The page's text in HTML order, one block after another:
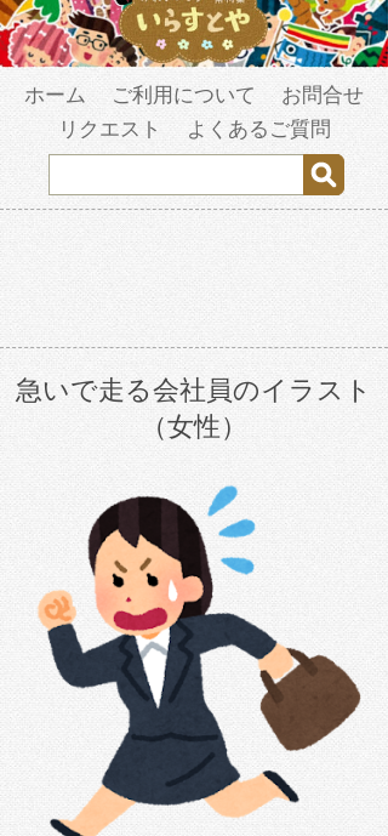
ホーム ご利用について
お問合せ
リクエスト
よくあるご質問
急いで走る会社員のイラスト
（女性）